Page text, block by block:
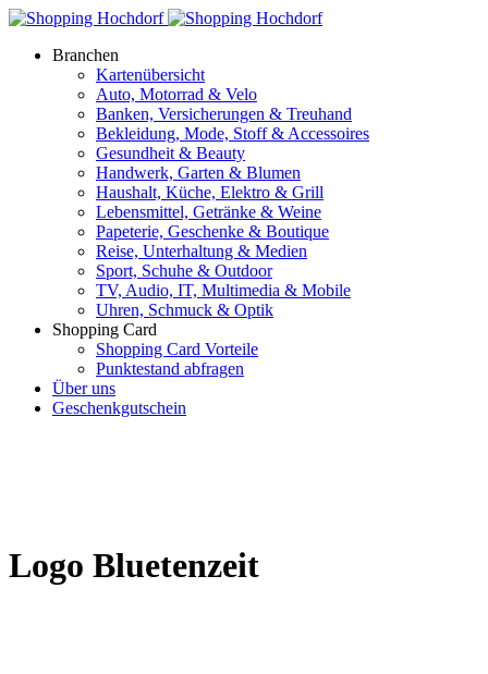
Branchen
Kartenübersicht
Auto, Motorrad & Velo
Banken, Versicherungen & Treuhand
Bekleidung, Mode, Stoff & Accessoires
Gesundheit & Beauty
Handwerk, Garten & Blumen
Haushalt, Küche, Elektro & Grill
Lebensmittel, Getränke & Weine
Papeterie, Geschenke & Boutique
Reise, Unterhaltung & Medien
Sport, Schuhe & Outdoor
TV, Audio, IT, Multimedia & Mobile
Uhren, Schmuck & Optik
Shopping Card
Shopping Card Vorteile
Punktestand abfragen
Über uns
Geschenkgutschein
Logo Bluetenzeit